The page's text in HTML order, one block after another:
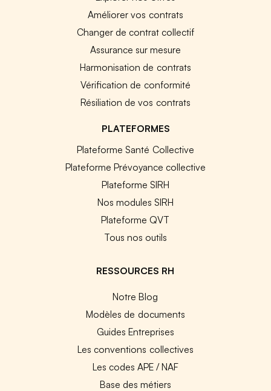
Améliorer vos contrats
Changer de contrat collectif
Assurance sur mesure
Harmonisation de contrats
Vérification de conformité
Résiliation de vos contrats
PLATEFORMES
Plateforme Santé Collective
Plateforme Prévoyance collective
Plateforme SIRH
Nos modules SIRH
Plateforme QVT
Tous nos outils
RESSOURCES RH
Notre Blog
Modèles de documents
Guides Entreprises
Les conventions collectives
Les codes APE / NAF
Base des métiers